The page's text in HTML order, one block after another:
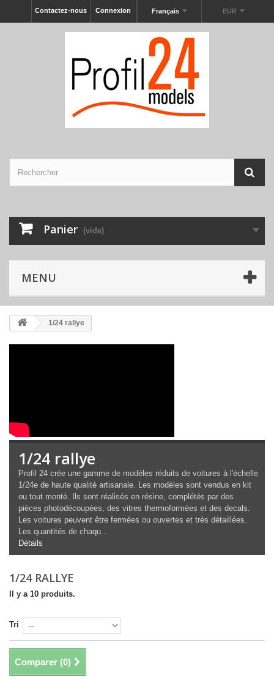
EUR
Français
Connexion
Contactez-nous
Panier (vide)
MENU
1/24 rallye
1/24 rallye
Profil 24 crée une gamme de modèles réduits de voitures à l'échelle
1/24e de haute qualité artisanale. Les modèles sont vendus en kit
ou tout monté. Ils sont réalisés en résine, complétés par des
pièces photodécoupées, des vitres thermoformées et des decals.
Les voitures peuvent être fermées ou ouvertes et très détaillées.
Les quantités de chaqu...
Détails
1/24 RALLYE
Il y a 10 produits.
Tri
Comparer (0)